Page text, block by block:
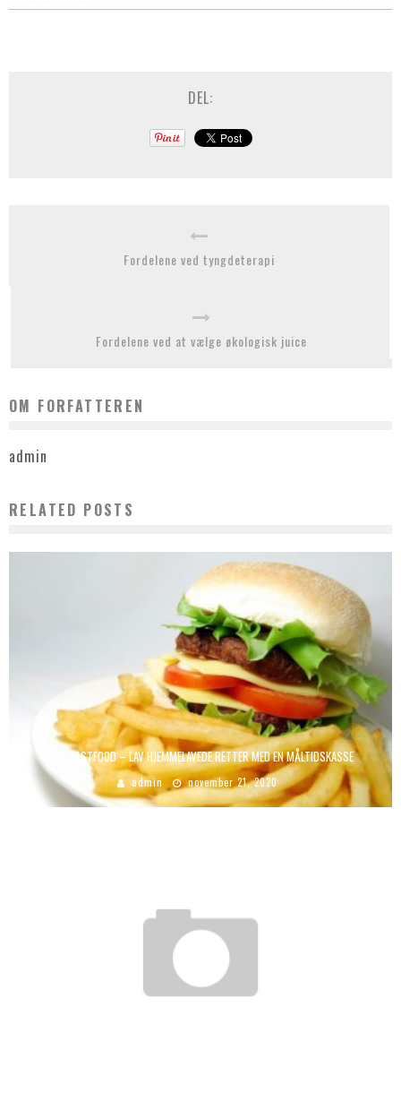
DEL:
Fordelene ved tyngdeterapi
Fordelene ved at vælge økologisk juice
OM FORFATTEREN
admin
RELATED POSTS
SKIP FASTFOOD – LAV HJEMMELAVEDE RETTER MED EN MÅLTIDSKASSE
admin november 21, 2020